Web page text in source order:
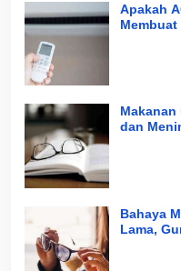
Apakah
dan
Bahaya
Lama,